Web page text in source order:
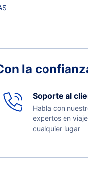
la
Soporte al
Habla con
expertos en
cualquier lugar